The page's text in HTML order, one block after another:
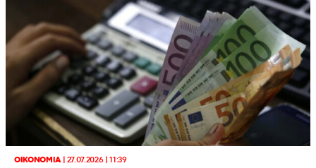
ΟΙΚΟΝΟΜΙΑ| 27.07.2026 | 11:39